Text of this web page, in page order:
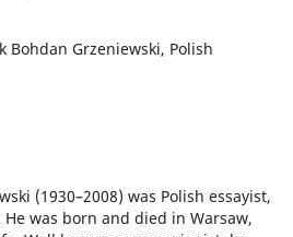
Bohdan Grzeniewski, Polish
(1930–2008) was Polish essayist,
was born and died in Warsaw,